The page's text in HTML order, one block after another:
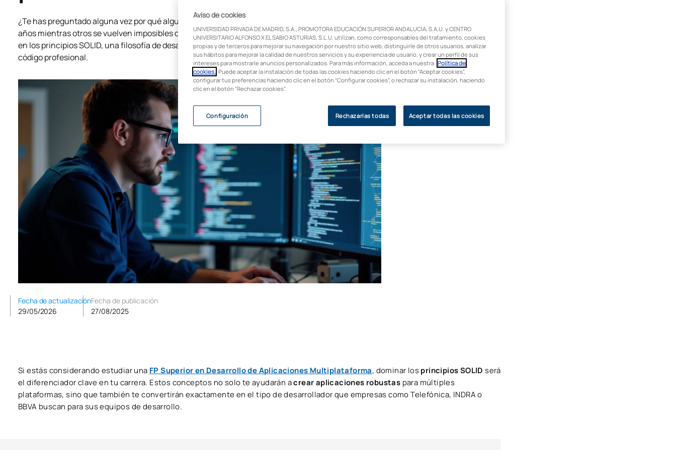
¿Te has preguntado alguna vez por qué algunos programas funcionan perfectamente durante
años mientras otros se vuelven imposibles de mantener después de unos meses? La respuesta está
en los principios SOLID, una filosofía de desarrollo que marca la diferencia entre código amateur y
código profesional.
Fecha de actualización
29/05/2026
Fecha de publicación
27/08/2025
Si estás considerando estudiar una FP Superior en Desarrollo de Aplicaciones Multiplataforma, dominar losprincipios SOLID será
el diferenciador clave en tu carrera. Estos conceptos no solo te ayudarán acrear aplicaciones robustas para múltiples
plataformas, sino que también te convertirán exactamente en el tipo de desarrollador que empresas como Telefónica, INDRA o
BBVA buscan para sus equipos de desarrollo.
Aviso de cookies
UNIVERSIDAD PRIVADA DE MADRID, S.A., PROMOTORA EDUCACIÓN SUPERIOR ANDALUCÍA, S.A.U. y CENTRO
UNIVERSITARIO ALFONSO X EL SABIO ASTURIAS, S.L.U. utilizan, como corresponsables del tratamiento, cookies
propias y de terceros para mejorar su navegación por nuestro sitio web, distinguirle de otros usuarios, analizar
sus hábitos para mejorar la calidad de nuestros servicios y su experiencia de usuario, y crear un perfil de sus
intereses para mostrarle anuncios personalizados. Para más información, acceda a nuestra Política de
cookies. . Puede aceptar la instalación de todas las cookies haciendo clic en el botón “Aceptar cookies”,
configurar tus preferencias haciendo clic en el botón “Configurar cookies”, o rechazar su instalación, haciendo
clic en el botón “Rechazar cookies”.
Rechazarlas todas Aceptar todas las cookies
Configuración